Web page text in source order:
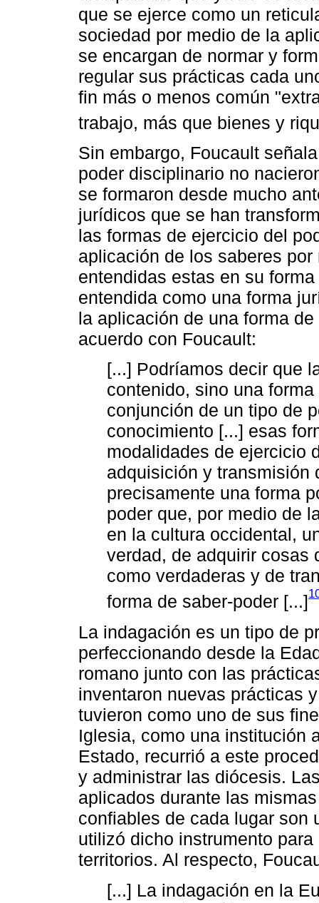
que se ejerce como un
sociedad por medio de la
se encargan de normar y
regular sus prácticas cada
fin más o menos común
trabajo, más que bienes y
Sin embargo, Foucault
poder disciplinario no
se formaron desde mucho
jurídicos que se han
las formas de ejercicio del
aplicación de los saberes
entendidas estas en su
entendida como una forma
la aplicación de una forma
acuerdo con Foucault:
[...] Podríamos decir que
contenido, sino una
conjunción de un tipo de
conocimiento [...] esas
modalidades de ejercicio
adquisición y transmisión
precisamente una forma
poder que, por medio de
en la cultura occidental,
verdad, de adquirir cosas
como verdaderas y de
forma de saber-poder [...]
La indagación es un tipo de
perfeccionando desde la
romano junto con las
inventaron nuevas prácticas
tuvieron como uno de sus
Iglesia, como una institución
Estado, recurrió a este
y administrar las diócesis.
aplicados durante las
confiables de cada lugar son
utilizó dicho instrumento
territorios. Al respecto,
[...] La indagación en la